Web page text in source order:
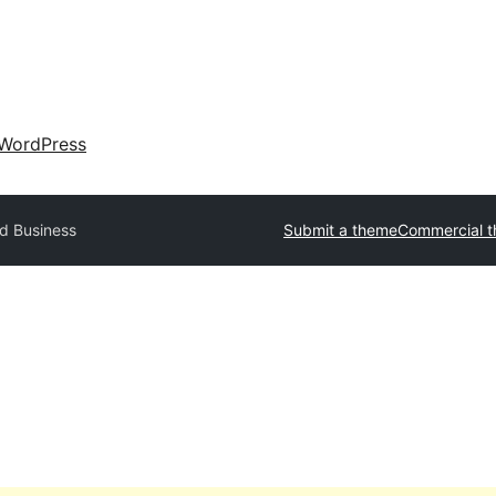
Business Submit a themeCommercial